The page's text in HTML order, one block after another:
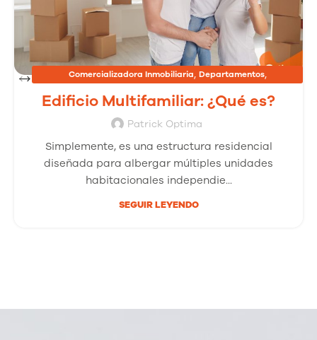
Comercializadora Inmobiliaria, Departamentos,
,
Edificio Multifamiliar: ¿Qué es?
Patrick Optima
Simplemente, es una estructura residencial
diseñada para albergar múltiples unidades
habitacionales independie...
SEGUIR LEYENDO